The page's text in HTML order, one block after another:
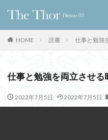
HOME 読書 仕事と勉強
仕事と勉強を両立させる
2022年7月5日 2022年7月5日